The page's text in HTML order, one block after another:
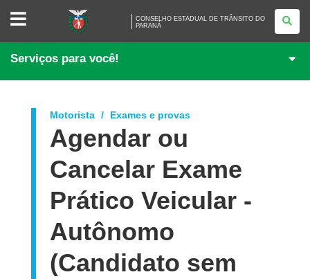
CONSELHO
ESTADUAL
TRÂNSITO
DO
PARANÁ
CONSELHO ESTADUAL DE TRÂNSITO DO
PARANÁ
Serviços para você!
Motorista Exames e provas
Agendar ou
Cancelar Exame
Prático Veicular -
Autônomo
(Candidato sem